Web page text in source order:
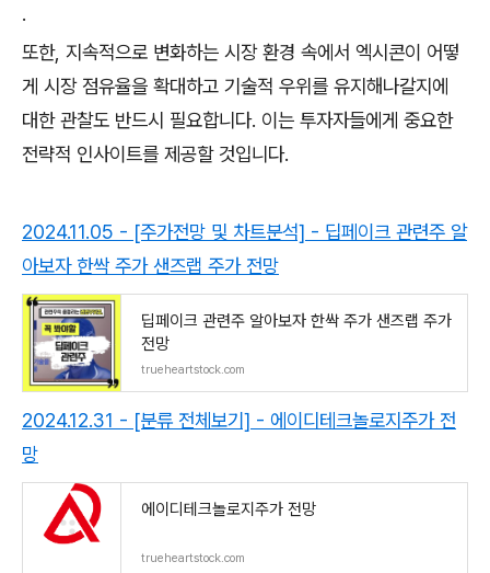
.
또한, 지속적으로 변화하는 시장 환경 속에서 엑시콘이 어떻
게 시장 점유율을 확대하고 기술적 우위를 유지해나갈지에
대한 관찰도 반드시 필요합니다. 이는 투자자들에게 중요한
전략적 인사이트를 제공할 것입니다.
2024.11.05 - [주가전망 및 차트분석] - 딥페이크 관련주 알
아보자 한싹 주가 샌즈랩 주가 전망
딥페이크 관련주 알아보자 한싹 주가 샌즈랩 주가
전망
trueheartstock.com
2024.12.31 - [분류 전체보기] - 에이디테크놀로지주가 전
망
에이디테크놀로지주가 전망
trueheartstock.com